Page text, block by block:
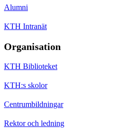
Alumni
KTH Intranät
Organisation
KTH Biblioteket
KTH:s skolor
Centrumbildningar
Rektor och ledning